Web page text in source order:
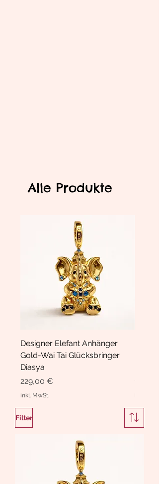
Alle Produkte
Designer Elefant Anhänger
Gold-Wai Tai Glücksbringer
Diasya
Preis
229,00 €
inkl. MwSt.
Preis
189,00
Filter